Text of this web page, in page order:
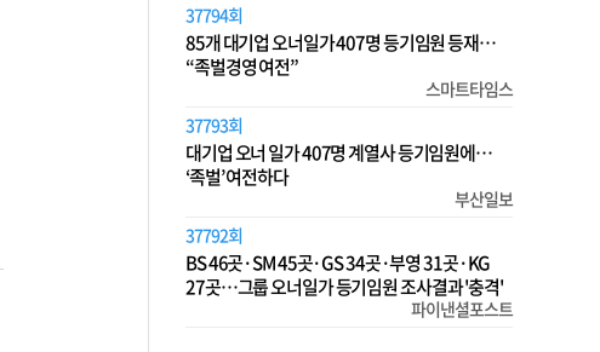
37794회
85개 대기업 오너일가 407명 등기임원 등재…
“족벌경영 여전”
스마트타임스
37793회
대기업 오너 일가 407명 계열사 등기임원에…
‘족벌’ 여전하다
부산일보
37792회
BS 46곳·SM 45곳·GS 34곳·부영 31곳·KG
27곳…그룹 오너일가 등기임원 조사결과 '충격'
파이낸셜포스트